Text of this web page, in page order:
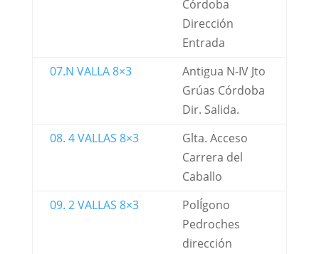
Córdoba
Dirección
Entrada
07.N VALLA 8×3
Antigua N-IV Jto
Grúas Córdoba
Dir. Salida.
08. 4 VALLAS 8×3
Glta. Acceso
Carrera del
Caballo
09. 2 VALLAS 8×3
PolÍgono
Pedroches
dirección